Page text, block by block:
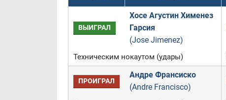
ВЫИГРАЛ
Хосе Агустин Хименез
Гарсия
(Jose Jimenez)
Техническим нокаутом (удары)
ПРОИГРАЛ
Андре Франсиско
(Andre Francisco)